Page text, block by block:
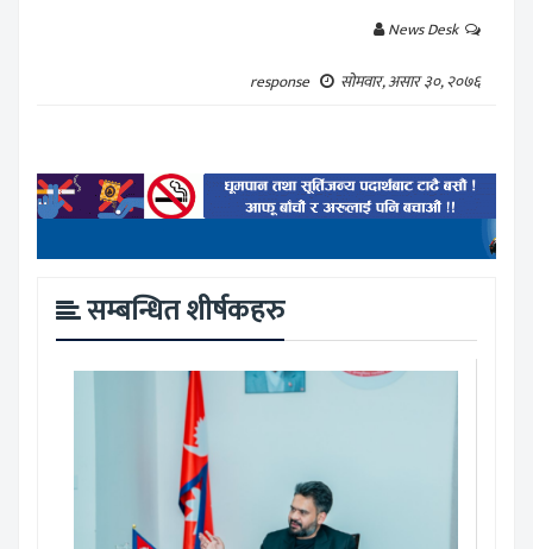
News Desk
response
सोमवार, असार ३०, २०७६
सम्बन्धित शीर्षकहरु